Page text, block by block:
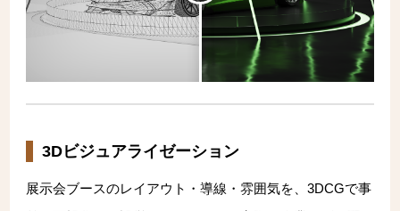
3Dビジュアライゼーション
展示会ブースのレイアウト・導線・雰囲気を、3DCGで事